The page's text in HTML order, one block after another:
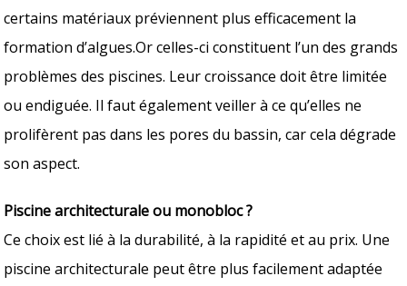
certains matériaux préviennent plus efficacement la
formation d’algues.Or celles-ci constituent l’un des grands
problèmes des piscines. Leur croissance doit être limitée
ou endiguée. Il faut également veiller à ce qu’elles ne
prolifèrent pas dans les pores du bassin, car cela dégrade
son aspect.
Piscine architecturale ou monobloc ?
Ce choix est lié à la durabilité, à la rapidité et au prix. Une
piscine architecturale peut être plus facilement adaptée